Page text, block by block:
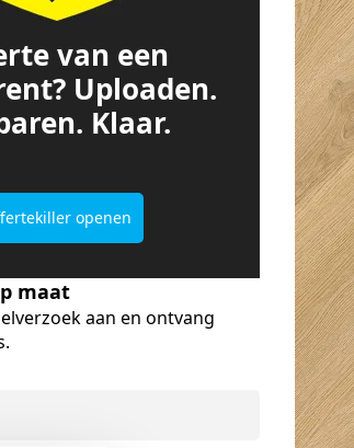
van een
Uploaden.
Klaar.
openen
maat
aan en ontvang